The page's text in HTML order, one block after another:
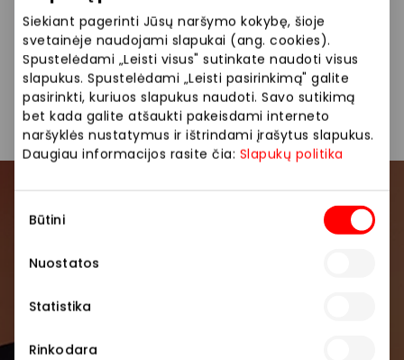
Siekiant pagerinti Jūsų naršymo kokybę, šioje
svetainėje naudojami slapukai (ang. cookies).
Spustelėdami „Leisti visus" sutinkate naudoti visus
slapukus. Spustelėdami „Leisti pasirinkimą" galite
pasirinkti, kuriuos slapukus naudoti. Savo sutikimą
bet kada galite atšaukti pakeisdami interneto
naršyklės nustatymus ir ištrindami įrašytus slapukus.
Daugiau informacijos rasite čia: Slapukų politika
pasirinkimas
Būtini
Nuostatos
Statistika
Rinkodara
Yra papildomų sąlygų. Pasiūlymas galioja iki 2026
04 27. Daugiau teiraukitės Telia salonuose.
renginius ir naujausią informaciją iš AKROPOLIS